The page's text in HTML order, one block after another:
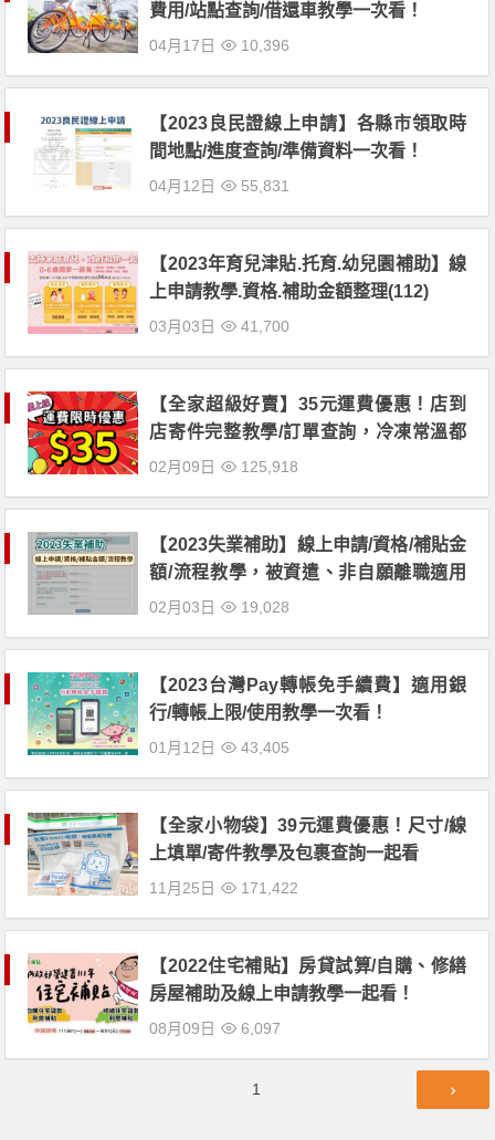
費用/站點查詢/借還車教學一次看！
04月17日 10,396
【2023良民證線上申請】各縣市領取時
間地點/進度查詢/準備資料一次看！
04月12日 55,831
【2023年育兒津貼.托育.幼兒園補助】線
上申請教學.資格.補助金額整理(112)
03月03日 41,700
【全家超級好賣】35元運費優惠！店到
店寄件完整教學/訂單查詢，冷凍常溫都
能配送
02月09日 125,918
【2023失業補助】線上申請/資格/補貼金
額/流程教學，被資遣、非自願離職適用
(112年)
02月03日 19,028
【2023台灣Pay轉帳免手續費】適用銀
行/轉帳上限/使用教學一次看！
01月12日 43,405
【全家小物袋】39元運費優惠！尺寸/線
上填單/寄件教學及包裹查詢一起看
11月25日 171,422
【2022住宅補貼】房貸試算/自購、修繕
房屋補助及線上申請教學一起看！
08月09日 6,097
1